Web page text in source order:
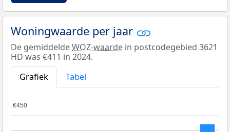
Woningwaarde per jaar
De gemiddeldeWOZ-waarde in postcodegebied 3621
HD was €411 in 2024.
Grafiek
Tabel
€450
€450